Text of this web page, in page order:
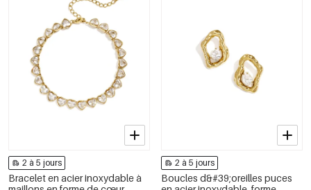
2 à 5 jours
Bracelet en acier inoxydable à
2 à 5 jours
Boucles d&#39;oreilles puces